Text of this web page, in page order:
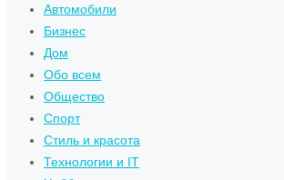
Автомобили
Бизнес
Дом
Обо всем
Общество
Спорт
Стиль и красота
Технологии и IT